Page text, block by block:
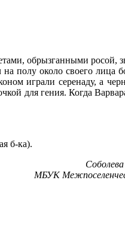
обрызганными росой,
на полу около своего
играли серенаду, а
для гения. Когда
б-ка).
МБУК